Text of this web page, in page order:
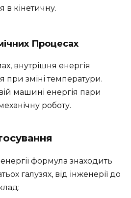
в кінетичну.
Процесах
внутрішня енергія
при зміні температури.
машині енергія пари
роботу.
формула знаходить
галузях, від інженерії до